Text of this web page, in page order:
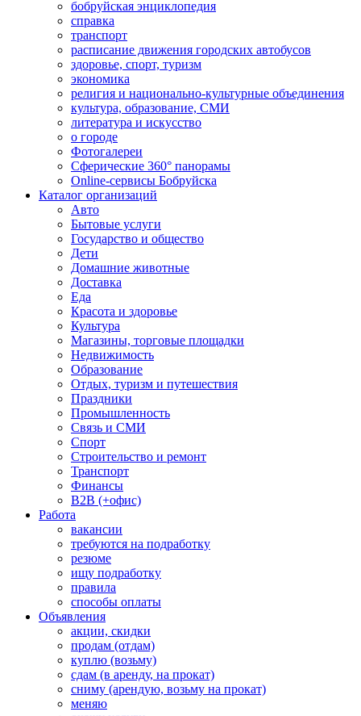
бобруйская энциклопедия
справка
транспорт
расписание движения городских автобусов
здоровье, спорт, туризм
экономика
религия и национально-культурные объединения
культура, образование, СМИ
литература и искусство
о городе
Фотогалереи
Сферические 360° панорамы
Online-сервисы Бобруйска
Каталог организаций
Авто
Бытовые услуги
Государство и общество
Дети
Домашние животные
Доставка
Еда
Красота и здоровье
Культура
Магазины, торговые площадки
Недвижимость
Образование
Отдых, туризм и путешествия
Праздники
Промышленность
Связь и СМИ
Спорт
Строительство и ремонт
Транспорт
Финансы
B2B (+офис)
Работа
вакансии
требуются на подработку
резюме
ищу подработку
правила
способы оплаты
Объявления
акции, скидки
продам (отдам)
куплю (возьму)
сдам (в аренду, на прокат)
сниму (арендую, возьму на прокат)
меняю